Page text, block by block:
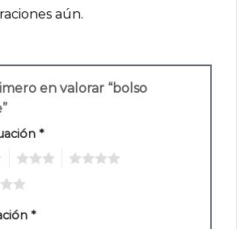
aún.
en valorar “bolso
*
*